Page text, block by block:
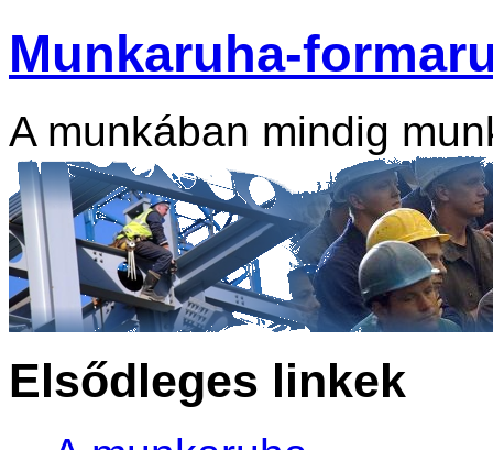
Munkaruha-
A munkában mindig
Elsődleges linkek